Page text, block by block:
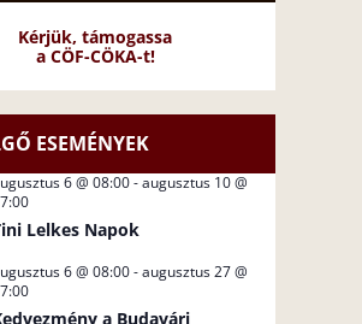
Kérjük, támogassa
a CÖF-CÖKA-t!
ESEMÉNYEK
6 @ 08:00-augusztus 10 @
Lelkes Napok
6 @ 08:00-augusztus 27 @
a Budavári